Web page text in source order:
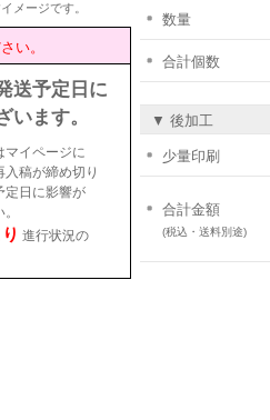
メージです。
い。
送予定日に
います。
マイページに
稿が締め切り
定日に影響が
進行状況の
数量
合計個数
▼ 後加工
少量印刷
合計金額
(税込・送料別途)